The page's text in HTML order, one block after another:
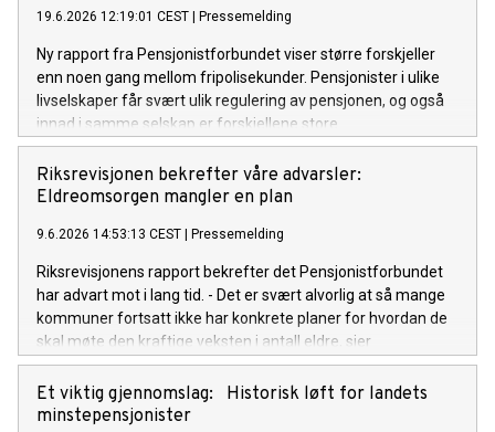
19.6.2026 12:19:01 CEST | Pressemelding
Ny rapport fra Pensjonistforbundet viser større forskjeller
enn noen gang mellom fripolisekunder. Pensjonister i ulike
livselskaper får svært ulik regulering av pensjonen, og også
innad i samme selskap er forskjellene store.
Riksrevisjonen bekrefter våre advarsler:
Eldreomsorgen mangler en plan
9.6.2026 14:53:13 CEST | Pressemelding
Riksrevisjonens rapport bekrefter det Pensjonistforbundet
har advart mot i lang tid. - Det er svært alvorlig at så mange
kommuner fortsatt ikke har konkrete planer for hvordan de
skal møte den kraftige veksten i antall eldre, sier
forbundsleder Jan Davidsen.
Et viktig gjennomslag: Historisk løft for landets
minstepensjonister